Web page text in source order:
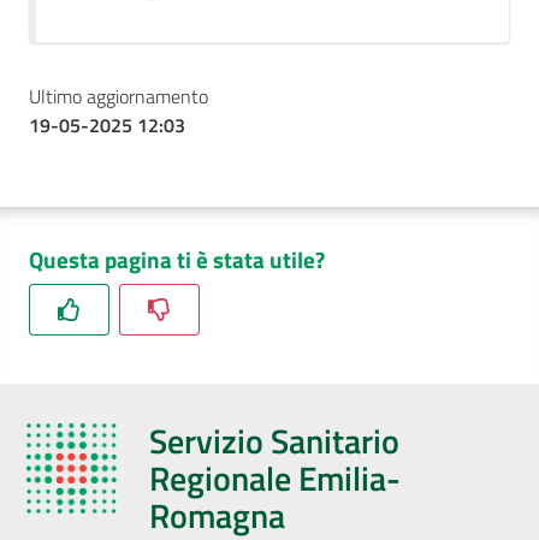
Ultimo aggiornamento
19-05-2025 12:03
Questa pagina ti è stata utile?
Servizio Sanitario
Regionale Emilia-
Romagna